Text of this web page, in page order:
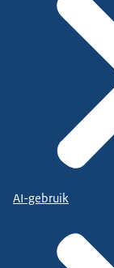
AI-gebruik